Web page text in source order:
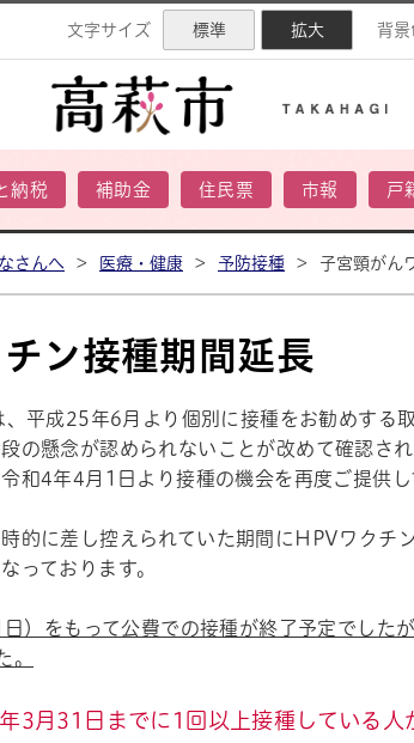
文字サイズ 標準 拡大 背景
納税 補助金 住民票 市報 戸
さんへ > 医療・健康 > 予防接種 > 子宮頸がん
ン接種期間延長
平成25年6月より個別に接種をお勧めする
の懸念が認められないことが改めて確認さ
和4年4月1日より接種の機会を再度ご提供
的に差し控えられていた期間にHPVワクチ
っております。
）をもって公費での接種が終了予定でした
。
3月31日までに1回以上接種している人